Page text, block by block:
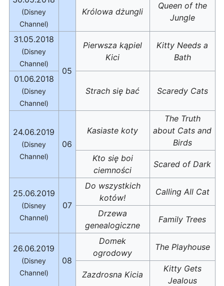
(Disney
Channel)
Królowa dżungli
Queen of the
Jungle
31.05.2018
(Disney
Channel)
05
Pierwsza kąpiel
Kici
Kitty Needs a
Bath
01.06.2018
(Disney
Channel)
Strach się bać Scaredy Cats
24.06.2019
(Disney
Channel)
06
Kasiaste koty
The Truth
about Cats and
Birds
Kto się boi
ciemności
Scared of Dark
25.06.2019
(Disney
Channel)
07
Do wszystkich
kotów!
Calling All Cat
Drzewa
genealogiczne
Family Trees
26.06.2019
(Disney
Channel)
08
Domek
ogrodowy
The Playhouse
Zazdrosna Kicia
Kitty Gets
Jealous